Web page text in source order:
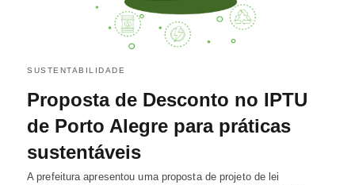
SUSTENTABILIDADE
Proposta de Desconto no IPTU
de Porto Alegre para práticas
sustentáveis
A prefeitura apresentou uma proposta de projeto de lei